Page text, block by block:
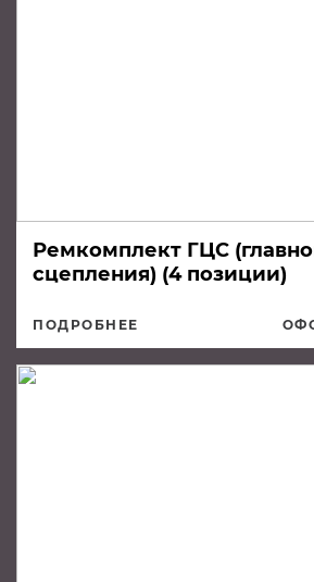
Ремкомплект ГЦС
сцепления) (4 позиции)
ПОДРОБНЕЕ